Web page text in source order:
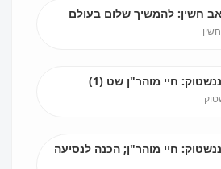
חשין: להמשיך שלום בעולם
חיי מוהר"ן שט (1)
חיי מוהר"ן; הכנה לנסיעה